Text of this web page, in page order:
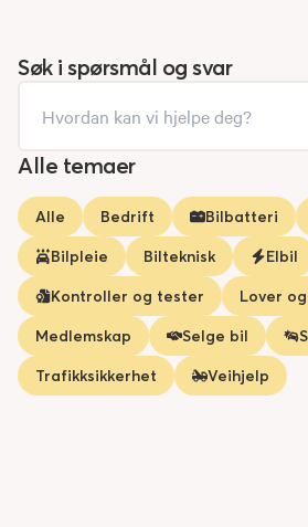
Søk i spørsmål og svar
Alle temaer
Alle Bedrift Bilbatteri
Bilpleie
Bilteknisk Elbil
Kontroller og tester
Lover
Medlemskap
Selge bil
Trafikksikkerhet
Veihjelp